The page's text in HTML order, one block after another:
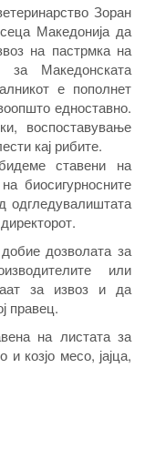
Зоран
Македонија да
на пастрмка на
Македонската
е пополнет
едноставно.
воспоставување
кај рибите.
ставени на
биосигурносните
одгледувалиштата
дозволата за
или
за извоз и да
правец.
на листата за
козјо месо, јајца,